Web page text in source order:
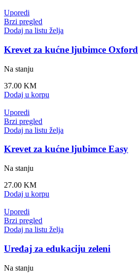
Uporedi
Brzi pregled
Dodaj na listu želja
Krevet za kućne ljubimce Oxford
Na stanju
37.00 KM
Dodaj u korpu
Uporedi
Brzi pregled
Dodaj na listu želja
Krevet za kućne ljubimce Easy
Na stanju
27.00 KM
Dodaj u korpu
Uporedi
Brzi pregled
Dodaj na listu želja
Uređaj za edukaciju zeleni
Na stanju